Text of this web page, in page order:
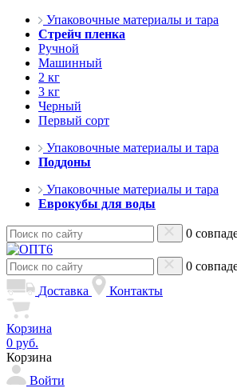
Упаковочные материалы и тара
Стрейч пленка
Ручной
Машинный
2 кг
3 кг
Черный
Первый сорт
Упаковочные материалы и тара
Поддоны
Упаковочные материалы и тара
Еврокубы для воды
0
0
Доставка
Контакты
Корзина
0 руб.
Корзина
Войти